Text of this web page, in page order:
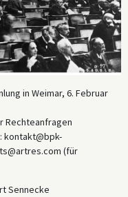
in Weimar, 6. Februar
Rechteanfragen
kontakt@bpk-
(für
Sennecke